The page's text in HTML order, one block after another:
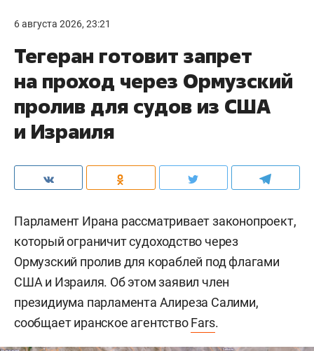
6 августа 2026, 23:21
Тегеран готовит запрет
на проход через Ормузский
пролив для судов из США
и Израиля
Парламент Ирана рассматривает законопроект,
который ограничит судоходство через
Ормузский пролив для кораблей под флагами
США и Израиля. Об этом заявил член
президиума парламента Алиреза Салими,
сообщает иранское агентствоFars.